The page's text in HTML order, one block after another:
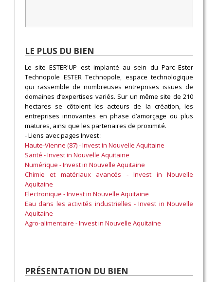
LE PLUS DU BIEN
Le site ESTER'UP est implanté au sein du Parc Ester
Technopole ESTER Technopole, espace technologique
qui rassemble de nombreuses entreprises issues de
domaines d’expertises variés. Sur un même site de 210
hectares se côtoient les acteurs de la création, les
entreprises innovantes en phase d’amorçage ou plus
matures, ainsi que les partenaires de proximité.
- Liens avec pages Invest :
Haute-Vienne (87) - Invest in Nouvelle Aquitaine
Santé - Invest in Nouvelle Aquitaine
Numérique - Invest in Nouvelle Aquitaine
Chimie et matériaux avancés - Invest in Nouvelle
Aquitaine
Electronique - Invest in Nouvelle Aquitaine
Eau dans les activités industrielles - Invest in Nouvelle
Aquitaine
Agro-alimentaire - Invest in Nouvelle Aquitaine
PRÉSENTATION DU BIEN